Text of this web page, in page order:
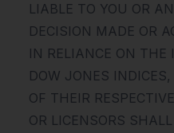
LIABLE TO YOU OR
DECISION MADE OR
IN RELIANCE ON THE
DOW JONES
OF THEIR
OR LICENSORS